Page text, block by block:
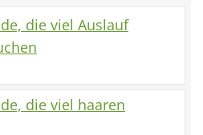
die viel Auslauf
die viel haaren